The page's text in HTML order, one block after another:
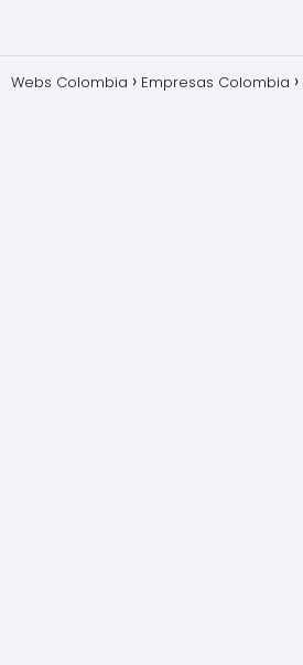
Webs Colombia Empresas Colombia